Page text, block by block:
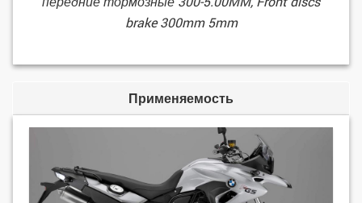
brake 300mm 5mm
Применяемость